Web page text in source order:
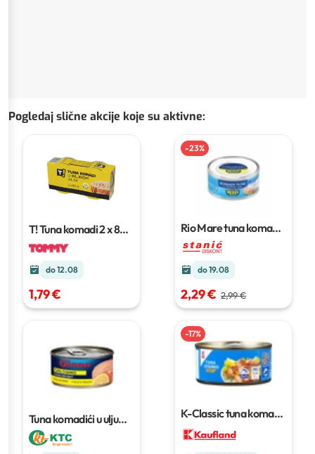
Pogledaj slične akcije koje su aktivne:
T! Tuna komadi2 x 80
g
do 12.08
1,79 €
-23%
Rio Mare tuna komadi
160 g
do 19.08
2,29 € 2,99 €
Tuna komadići u ulju
185 g
-17%
K-Classic tuna komadi